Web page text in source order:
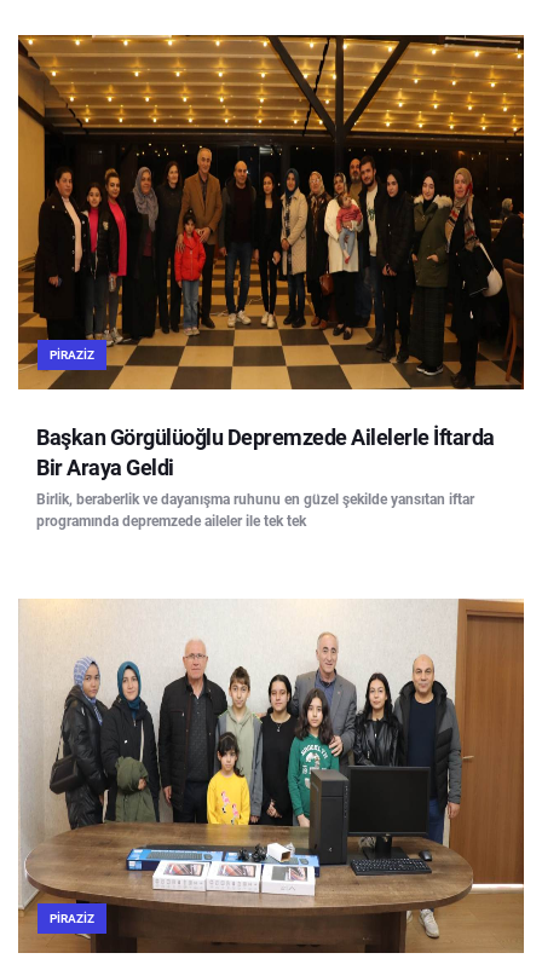
PIRAZIZ
Başkan Görgülüoğlu Depremzede Ailelerle İftarda
Bir Araya Geldi
Birlik, beraberlik ve dayanışma ruhunu en güzel şekilde yansıtan iftar
programında depremzede aileler ile tek tek
PIRAZIZ